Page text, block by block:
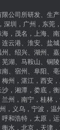
公司所研发、生
深圳，广州，东莞
，茂名，上海、南
云港、淮安、盐
、绍兴、湖州、嘉
湖、马鞍山、铜
、宿州、阜阳、
州，湛江，西安
，湘潭，娄底，
州，南宁，桂林
，义乌，宁波，温
和浩特，太原，
水，北京，天津